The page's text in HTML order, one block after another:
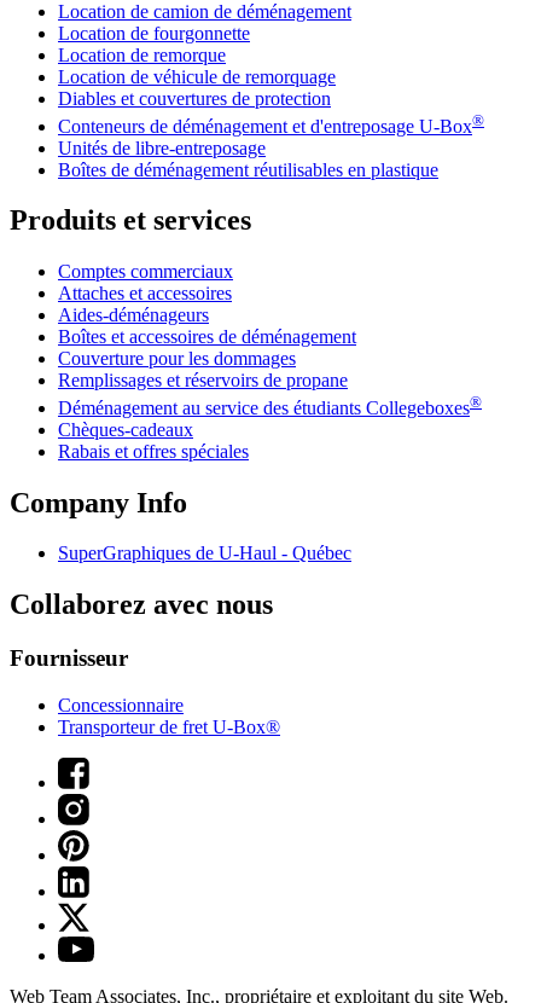
Location de camion de déménagement
Location de fourgonnette
Location de remorque
Location de véhicule de remorquage
Diables et couvertures de protection
Conteneurs de déménagement et d'entreposage U-Box®
Unités de libre-entreposage
Boîtes de déménagement réutilisables en plastique
Produits et services
Comptes commerciaux
Attaches et accessoires
Aides-déménageurs
Boîtes et accessoires de déménagement
Couverture pour les dommages
Remplissages et réservoirs de propane
Déménagement au service des étudiants Collegeboxes®
Chèques-cadeaux
Rabais et offres spéciales
Company Info
SuperGraphiques de U-Haul - Québec
Collaborez avec nous
Fournisseur
Concessionnaire
Transporteur de fret U-Box®
Web Team Associates, Inc., propriétaire et exploitant du site Web.